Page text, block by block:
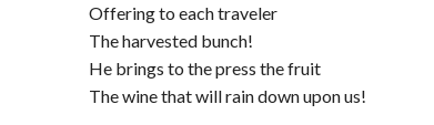
Offering to each traveler
The harvested bunch!
He brings to the press the fruit
The wine that will rain down upon us!